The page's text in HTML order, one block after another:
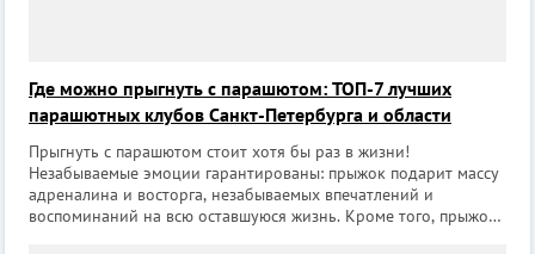
Где можно прыгнуть с парашютом: ТОП-7 лучших
парашютных клубов Санкт-Петербурга и области
Прыгнуть с парашютом стоит хотя бы раз в жизни!
Незабываемые эмоции гарантированы: прыжок подарит массу
адреналина и восторга, незабываемых впечатлений и
воспоминаний на всю оставшуюся жизнь. Кроме того, прыжок